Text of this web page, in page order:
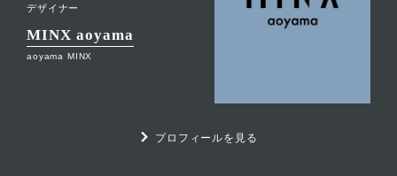
デザイナー
MINX aoyama
aoyama MINX
プロフィールを見る